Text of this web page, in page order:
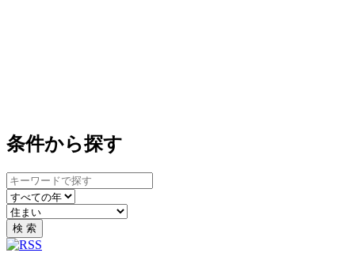
条件から探す
キ
ー
ワ
ー
ド
年
で
絞
り
カ
テ
ゴ
検 索